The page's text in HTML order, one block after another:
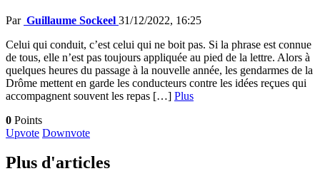
Par Guillaume Sockeel 31/12/2022, 16:25
Celui qui conduit, c’est celui qui ne boit pas. Si la phrase est connue
de tous, elle n’est pas toujours appliquée au pied de la lettre. Alors à
quelques heures du passage à la nouvelle année, les gendarmes de la
Drôme mettent en garde les conducteurs contre les idées reçues qui
accompagnent souvent les repas […] Plus
0 Points
Upvote Downvote
Plus d'articles